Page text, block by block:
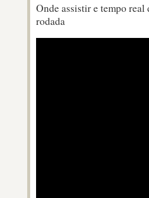
Onde assistir e tempo real
rodada